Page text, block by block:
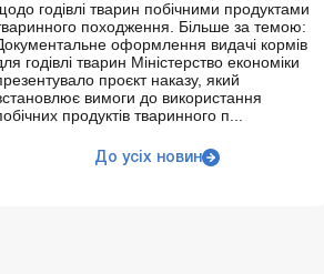
годівлі тварин побічними продуктами
походження. Більше за темою:
оформлення видачі кормів
годівлі тварин Міністерство економіки
проєкт наказу, який
вимоги до використання
продуктів тваринного п...
До усіх новин